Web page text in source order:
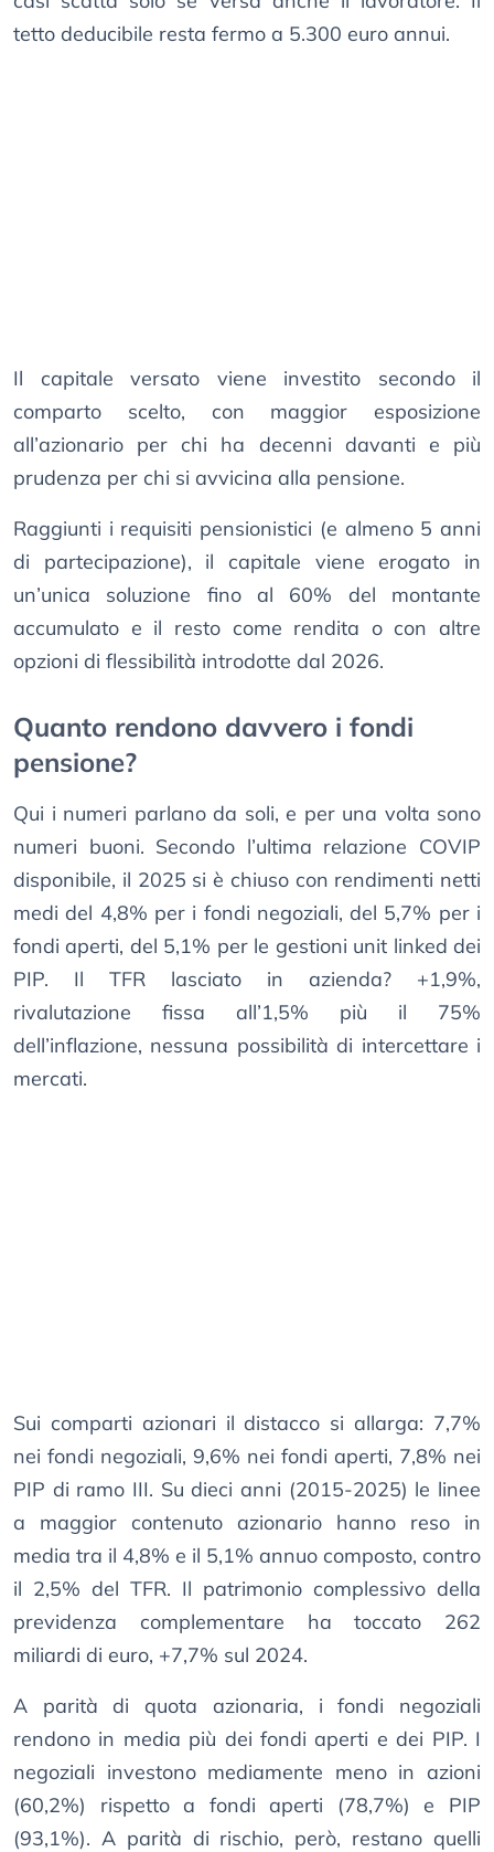
tetto deducibile resta fermo a 5.300 euro annui.
Il capitale versato viene investito secondo il
comparto scelto, con maggior esposizione
all’azionario per chi ha decenni davanti e più
prudenza per chi si avvicina alla pensione.
Raggiunti i requisiti pensionistici (e almeno 5 anni
di partecipazione), il capitale viene erogato in
un’unica soluzione fino al 60% del montante
accumulato e il resto come rendita o con altre
opzioni di flessibilità introdotte dal 2026.
Quanto rendono davvero i fondi
pensione?
Qui i numeri parlano da soli, e per una volta sono
numeri buoni. Secondo l’ultima relazione COVIP
disponibile, il 2025 si è chiuso con rendimenti netti
medi del 4,8% per i fondi negoziali, del 5,7% per i
fondi aperti, del 5,1% per le gestioni unit linked dei
PIP. Il TFR lasciato in azienda? +1,9%,
rivalutazione fissa all’1,5% più il 75%
dell’inflazione, nessuna possibilità di intercettare i
mercati.
Sui comparti azionari il distacco si allarga: 7,7%
nei fondi negoziali, 9,6% nei fondi aperti, 7,8% nei
PIP di ramo III. Su dieci anni (2015-2025) le linee
a maggior contenuto azionario hanno reso in
media tra il 4,8% e il 5,1% annuo composto, contro
il 2,5% del TFR. Il patrimonio complessivo della
previdenza complementare ha toccato 262
miliardi di euro, +7,7% sul 2024.
A parità di quota azionaria, i fondi negoziali
rendono in media più dei fondi aperti e dei PIP. I
negoziali investono mediamente meno in azioni
(60,2%) rispetto a fondi aperti (78,7%) e PIP
(93,1%). A parità di rischio, però, restano quelli